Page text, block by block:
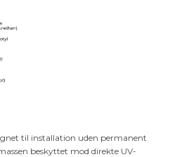
til installation uden permanent
beskyttet mod direkte UV-